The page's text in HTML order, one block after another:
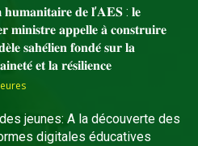
𝐝𝐞 𝐥’𝐀𝐄𝐒 : 𝐥𝐞
𝐦𝐢𝐧𝐢𝐬𝐭𝐫𝐞 𝐚𝐩𝐩𝐞𝐥𝐥𝐞 𝐚̀ 𝐜𝐨𝐧𝐬𝐭𝐫𝐮𝐢𝐫𝐞
𝐬𝐚𝐡𝐞́𝐥𝐢𝐞𝐧 𝐟𝐨𝐧𝐝𝐞́ 𝐬𝐮𝐫 𝐥𝐚
𝐞𝐭 𝐥𝐚 𝐫𝐞́𝐬𝐢𝐥𝐢𝐞𝐧𝐜𝐞
jeunes: A la découverte des
digitales éducatives